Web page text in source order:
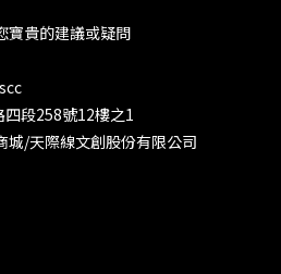
寶貴的建議或疑問
段258號12樓之1
城/天際線文創股份有限公司